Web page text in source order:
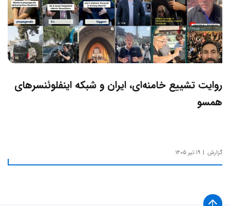
روایت تشییع خامنه‌ای، ایران و شبکه اینفلوئنسرهای
همسو
گزارش ۱۹ تیر ۱۴۰۵